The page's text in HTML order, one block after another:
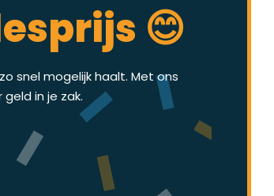
😊
snel mogelijk haalt. Met ons
in je zak.